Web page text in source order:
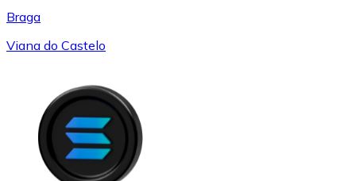
Braga
Viana do Castelo